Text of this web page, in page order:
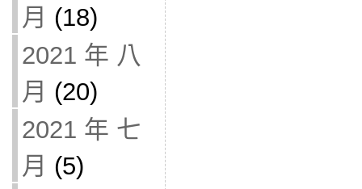
月 (18)
2021 年 八
月 (20)
2021 年 七
月 (5)